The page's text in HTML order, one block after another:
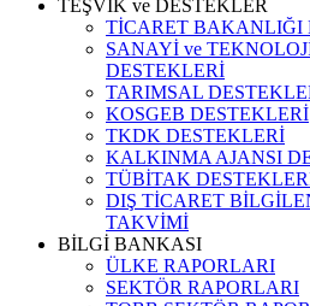
TEŞVİK ve DESTEKLER
TİCARET BAKANLIĞI
SANAYİ ve
DESTEKLERİ
TARIMSAL
KOSGEB DESTEKLERİ
TKDK DESTEKLERİ
KALKINMA AJANSI
TÜBİTAK
DIŞ TİCARET
TAKVİMİ
BİLGİ BANKASI
ÜLKE RAPORLARI
SEKTÖR RAPORLARI